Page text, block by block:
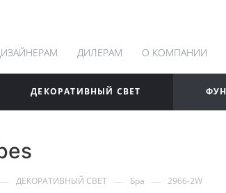
ДИЛЕРАМ О КОМПАНИИ
ДЕКОРАТИВНЫЙ СВЕТ
— ДЕКОРАТИВНЫЙ СВЕТ — Бра — 2966-2W